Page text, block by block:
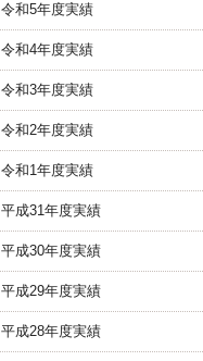
令和5年度実績
令和4年度実績
令和3年度実績
令和2年度実績
令和1年度実績
平成31年度実績
平成30年度実績
平成29年度実績
平成28年度実績